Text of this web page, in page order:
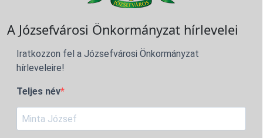
A Józsefvárosi Önkormányzat hírlevelei
Iratkozzon fel a Józsefvárosi Önkormányzat
hírleveleire!
Teljes név